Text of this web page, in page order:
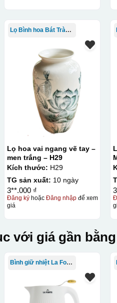
Lọ Bình hoa Bát Tràng in logo
Lọ hoa vai ngang vẽ tay –
men trắng – H29
Kích thước: H29
TG sản xuất: 10 ngày
3**.000 ₫
Đăng kýhoặc Đăng nhậpđể xem
giá
với giá gần bằng
Bình giữ nhiệt La Fonte